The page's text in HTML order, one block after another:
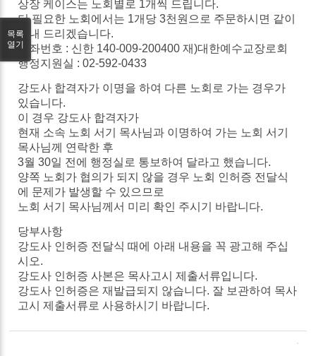
상장 케이스는 노회별로 1개씩 드립니다.
더 필요한 노회에서는 1개당 3천원으로 주문하시면 같이
보내 드리겠습니다.
계좌번호 : 신한 140-009-200400재)대한예수교장로회
행정지원실 : 02-592-0433
강도사 합격자가 이명을 하여 다른 노회로 가는 경우가
있습니다.
이
경우 강도사 합격자가
현재 소속 노회 서기 목사님과 이명하여 가는 노회 서기
목사님께 연락한 후
3월 30일 전에 행정실로 통보하여 달라고 했습니다.
양쪽 노회가 협의가 되지 않을 경우 노회 인허증 전달식
에 문제가 발생할 수 있으므로
노회 서기 목사님께서 미리 확인 주시기 바랍니다.
당부사항
강도사 인허증 전달식 때에 아래 내용을 꼭 광고해 주십
시오.
강도사 인허증 사본은 목사고시 제출서류입니다.
강도사 인허증은 재발급되지 않습니다. 잘 보관하여 목사
고시
제출서류로 사용하시기 바랍니다.
목록
열기